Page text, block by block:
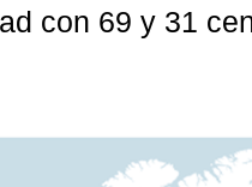
con 69 y 31